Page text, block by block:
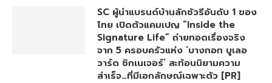
SC ผู้นำแบรนด์บ้านลักชัวรีอันดับ 1 ของ
ไทย เปิดตัวแคมเปญ “Inside the
Signature Life” ถ่ายทอดเรื่องจริง
จาก 5 ครอบครัวแห่ง ‘บางกอก บูเลอ
วาร์ด ซิกเนเจอร์’ สะท้อนนิยามความ
สำเร็จ…ที่มีเอกลักษณ์เฉพาะตัว [PR]